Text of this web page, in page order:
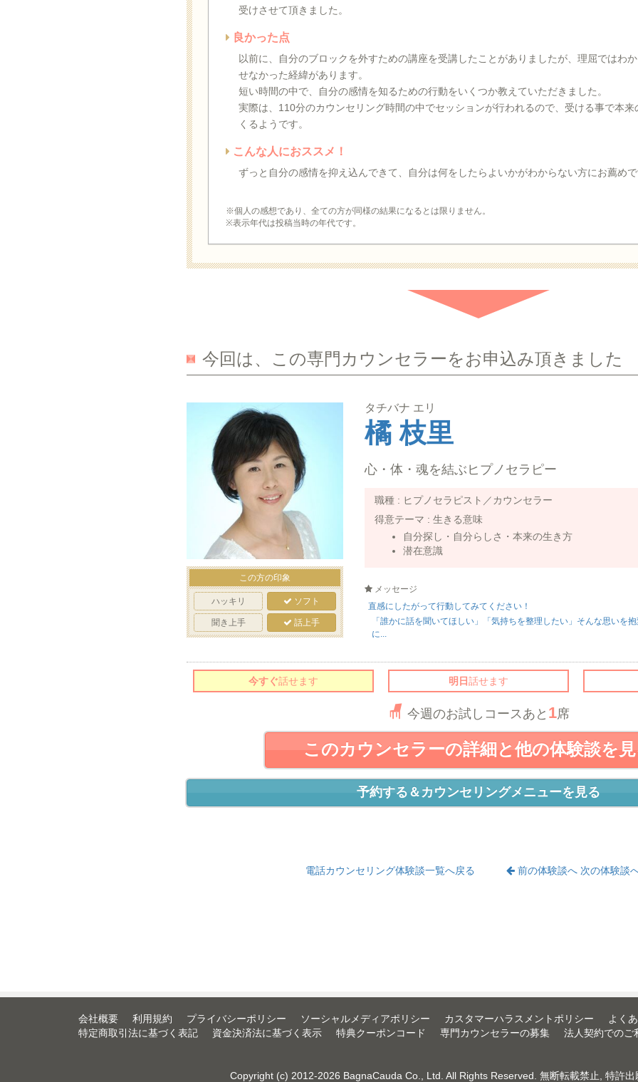
受けさせて頂きました。
良かった点
以前に、自分のブロックを外すための講座を受講したことがありましたが、理屈ではわ
せなかった経緯があります。
短い時間の中で、自分の感情を知るための行動をいくつか教えていただきました。
実際は、110分のカウンセリング時間の中でセッションが行われるので、受ける事で本
くるようです。
こんな人におススメ！
ずっと自分の感情を抑え込んできて、自分は何をしたらよいかがわからない方にお薦め
※個人の感想であり、全ての方が同様の結果になるとは限りません。
※表示年代は投稿当時の年代です。
今回は、この専門カウンセラーをお申込み頂きました
タチバナ エリ
橘 枝里
心・体・魂を結ぶヒプノセラピー
職種 : ヒプノセラピスト／カウンセラー
得意テーマ : 生きる意味
自分探し・自分らしさ・本来の生き方
潜在意識
メッセージ
直感にしたがって行動してみてください！
「誰かに話を聞いてほしい」「気持ちを整理したい」そんな思いを
に...
この方の印象
ハッキリ ソフト
聞き上手 話上手
今すぐ話せます 明日話せます
今週のお試しコースあと 1席
このカウンセラーの詳細と他の体験談を
予約する＆カウンセリングメニューを見る
電話カウンセリング体験談一覧へ戻る 前の体験談へ 次の体験談
会社概要 利用規約 プライバシーポリシー ソーシャルメディアポリシー カスタマーハラスメントポリシー
よく
特定商取引法に基づく表記
資金決済法に基づく表示 特典クーポンコード 専門カウンセラーの募集 法人契約でのご
Copyright (c) 2012-2026 BagnaCauda Co., Ltd. All Rights Reserved. 無断転載禁止, 特許